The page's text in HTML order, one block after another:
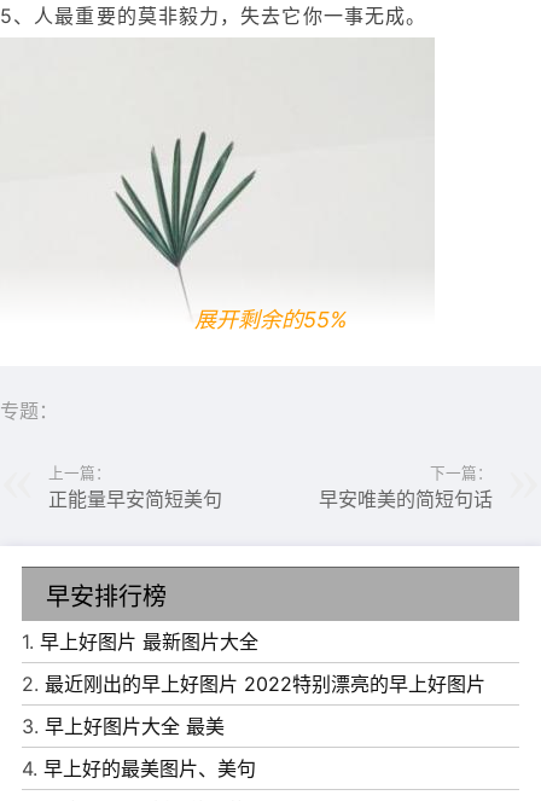
5、人最重要的莫非毅力，失去它你一事无成。
6、只为成功找方法，不为失败找借口。
7、只要你肯奋斗，没有什么是绝对不可能的。
8、对未来的真正慷慨，是把一切都献给现在。
9、心灵纯洁的人，生活充满甜蜜和喜悦。
10、塑造自己过程很疼，但最终你能收获一个更好的自己。
展开剩余的55%
专题：
上一篇：
正能量早安简短美句
下一篇：
早安唯美的简短句话
早安排行榜
1. 早上好图片 最新图片大全
2. 最近刚出的早上好图片 2022特别漂亮的早上好图片
3. 早上好图片大全 最美
4. 早上好的最美图片、美句